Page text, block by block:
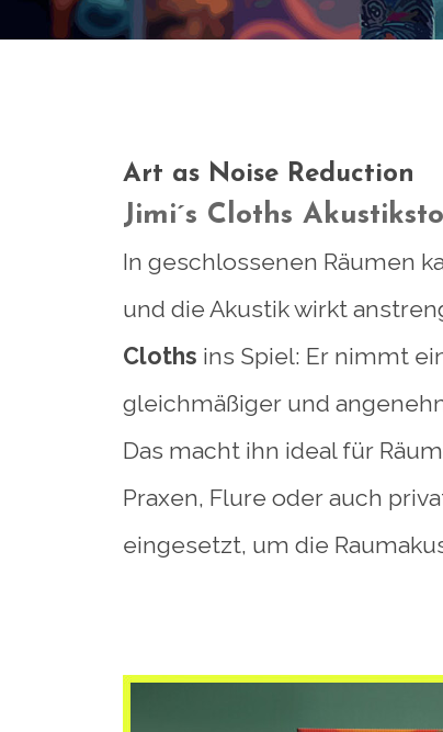
Art as Noise Reduction
Jimi´s Cloths
In geschlossenen Räumen
und die Akustik wirkt
Cloths ins Spiel: Er nimmt
gleichmäßiger und
Das macht ihn ideal für
Praxen, Flure oder auch
eingesetzt, um die